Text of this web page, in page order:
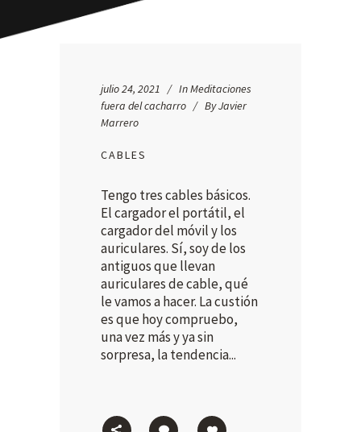
julio 24, 2021 InMeditaciones
fuera del cacharro
ByJavier
Marrero
CABLES
Tengo tres cables básicos.
El cargador el portátil, el
cargador del móvil y los
auriculares. Sí, soy de los
antiguos que llevan
auriculares de cable, qué
le vamos a hacer. La custión
es que hoy compruebo,
una vez más y ya sin
sorpresa, la tendencia...